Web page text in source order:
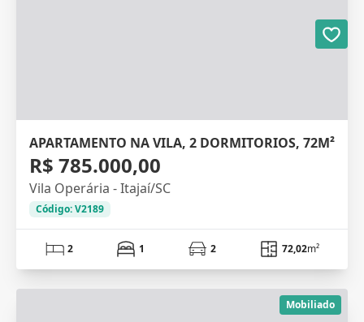
APARTAMENTO NA VILA, 2 DORMITORIOS, 72M²
R$ 785.000,00
Vila Operária - Itajaí/SC
Código: V2189
2 1 2 72,02m²
Mobiliado